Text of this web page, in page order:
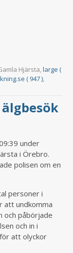
Hjärsta,large (
( 947 ),
under
i Örebro.
polisen om en
personer i
att undkomma
och påbörjade
och in i
att olyckor